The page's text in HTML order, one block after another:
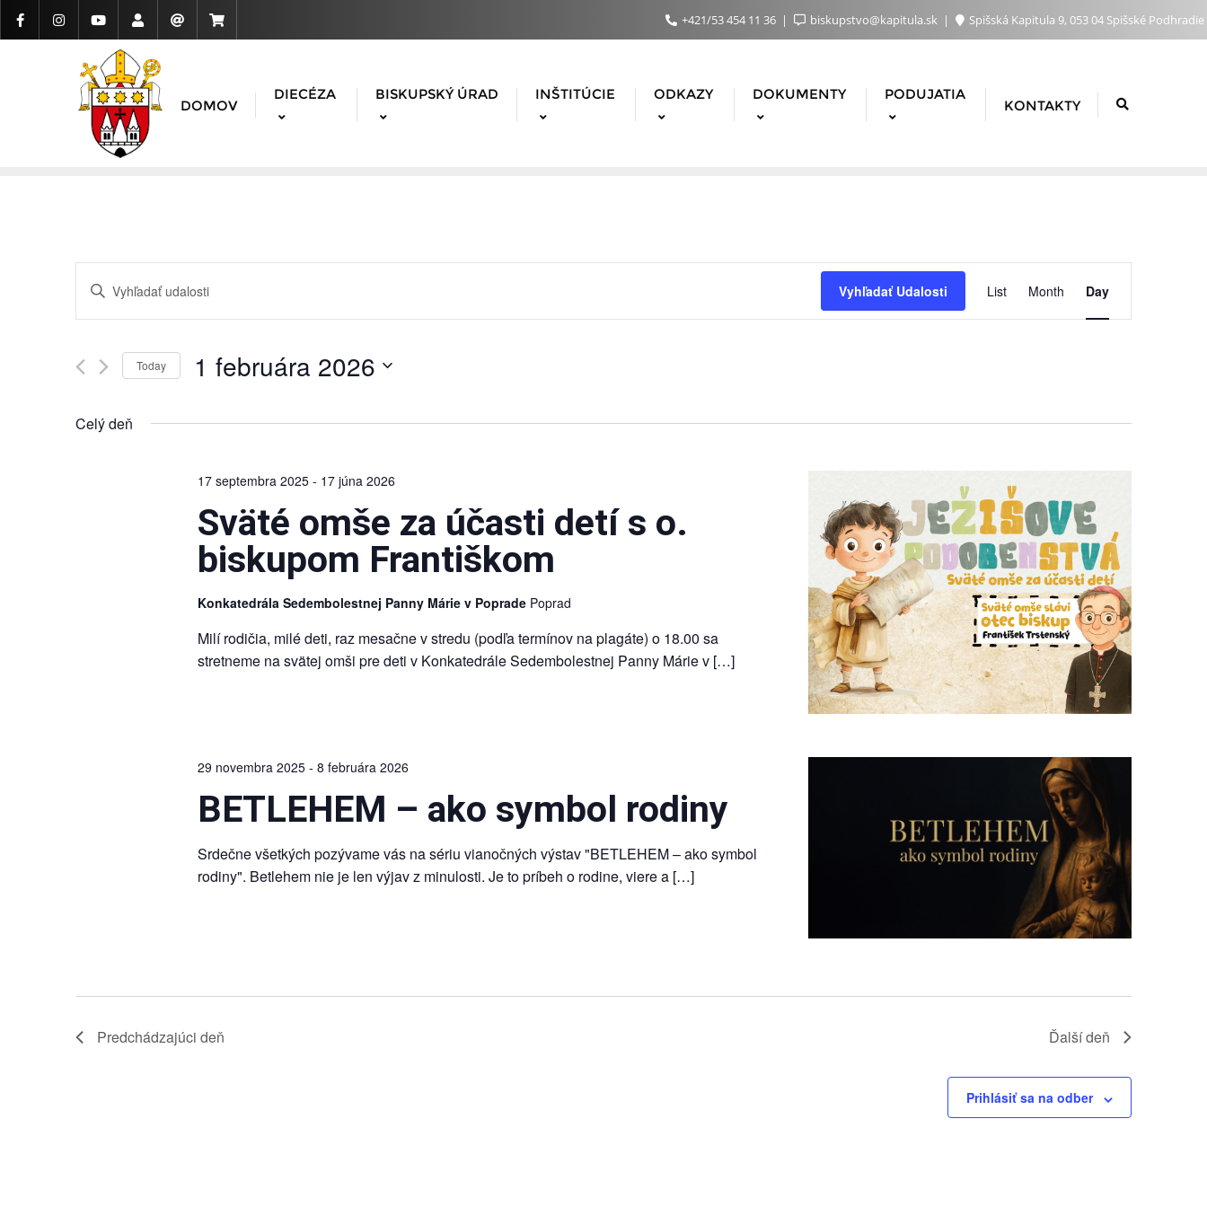
+421/53 454 11 36 biskupstvo@kapitula.sk Spišská Kapitula 9, 053 04 Spišské Podhradie
DOMOV
DIECÉZA BISKUPSKÝ ÚRAD INŠTITÚCIE ODKAZY DOKUMENTY PODUJATIA
KONTAKTY
Udalosti
Search
and
Views
Navigation
Enter
Udalosti
Keyword.
Vyhľadať Udalosti
Udalosť
Navigácie
List Month Day
Today 1 februára 2026
Celý deň
17 septembra 2025- 17 júna 2026
Sväté omše za účasti detí s o.
biskupom Františkom
Konkatedrála Sedembolestnej Panny Márie v Poprade Poprad
Milí rodičia, milé deti, raz mesačne v stredu (podľa termínov na plagáte) o 18.00 sa
stretneme na svätej omši pre deti v Konkatedrále Sedembolestnej Panny Márie v […]
29 novembra 2025- 8 februára 2026
BETLEHEM – ako symbol rodiny
Srdečne všetkých pozývame vás na sériu vianočných výstav "BETLEHEM – ako symbol
rodiny". Betlehem nie je len výjav z minulosti. Je to príbeh o rodine, viere a […]
Predchádzajúci deň Ďalší deň
Prihlásiť sa na odber